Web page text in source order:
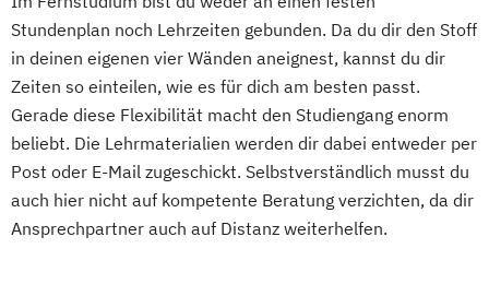
Mathematische und informatische
Grundlagen
Neuere deutsche Literatur im
medienkulturellen Kontext
Philosophie im europäischen Kontext
Philosophie – Philosophie im europäischen
Kontext
Stundenplan noch Lehrzeiten gebunden. Da du dir den Stoff
in deinen eigenen vier Wänden aneignest, kannst du dir
Zeiten so einteilen, wie es für dich am besten passt.
Gerade diese Flexibilität macht den Studiengang enorm
beliebt. Die Lehrmaterialien werden dir dabei entweder per
Post oder E-Mail zugeschickt. Selbstverständlich musst du
auch hier nicht auf kompetente Beratung verzichten, da dir
Ansprechpartner auch auf Distanz weiterhelfen.